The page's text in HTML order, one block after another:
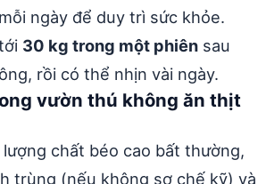
mỗi ngày để duy trì sức khỏe.
30 kg trong một phiên sau
rồi có thể nhịn vài ngày.
vườn thú không ăn thịt
chất béo cao bất thường,
trùng (nếu không sơ chế kỹ) và